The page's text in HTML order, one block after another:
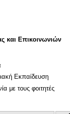
και Επικοινωνιών
Εκπαίδευση
με τους φοιτητές